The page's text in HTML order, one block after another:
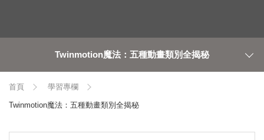
Twinmotion魔法：五種動畫類別全揭秘
首頁 學習專欄
Twinmotion魔法：五種動畫類別全揭秘